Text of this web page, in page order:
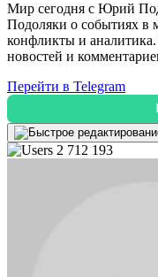
Мир сегодня с Юрий
Подоляки о событиях в
конфликты и
новостей и
Перейти в Telegram
2 712 193